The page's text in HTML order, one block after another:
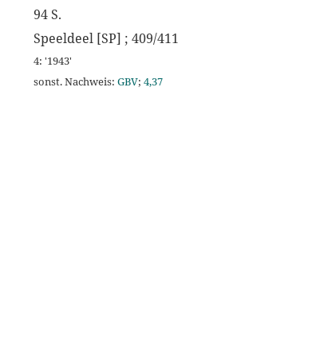
94 S.
Speeldeel [SP] ; 409/411
4: '1943'
sonst. Nachweis: GBV; 4,37